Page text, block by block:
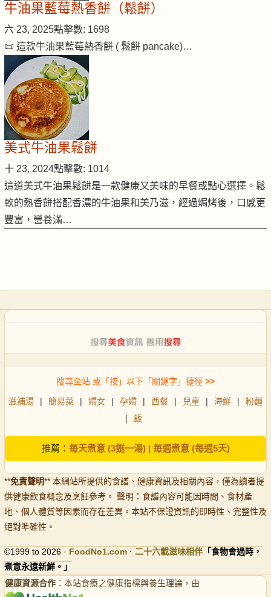
牛油果藍莓熱香餅（鬆餅）
六 23, 2025點擊數: 1698
📜 這款牛油果藍莓熱香餅 ( 鬆餅 pancake)…
美式牛油果鬆餅
十 23, 2024點擊數: 1014
這道美式牛油果鬆餅是一款健康又美味的早餐或點心選擇。鬆
軟的熱香餅搭配香濃的牛油果和美乃滋，經過焗烤後，口感更
豐富，營養滿…
搜尋全站 或「按」以下「關鍵字」捷徑 >>
滋補湯 | 簡易菜 | 婦女 | 孕婦 | 西餐 | 兒童 | 海鮮 |
粉麵
|
飯
推薦： 每天煮意 (3餸一湯)| 每週煮意 (每週5天)
**免責聲明** 本網站所提供的食譜、健康資訊及相關內容，僅為讀者提
供健康飲食概念及烹飪參考。 聲明：食譜內容可能因時間、食材產
地、個人體質等因素而存在差異。本站不保證資訊的即時性、完整性及
絕對準確性。
©1999 to 2026 · FoodNo1.com · 二十六載滋味相伴 「食物會過時，
煮意永遠新鮮。」
健康資源合作 ：本站食療之健康指標與養生理論，由